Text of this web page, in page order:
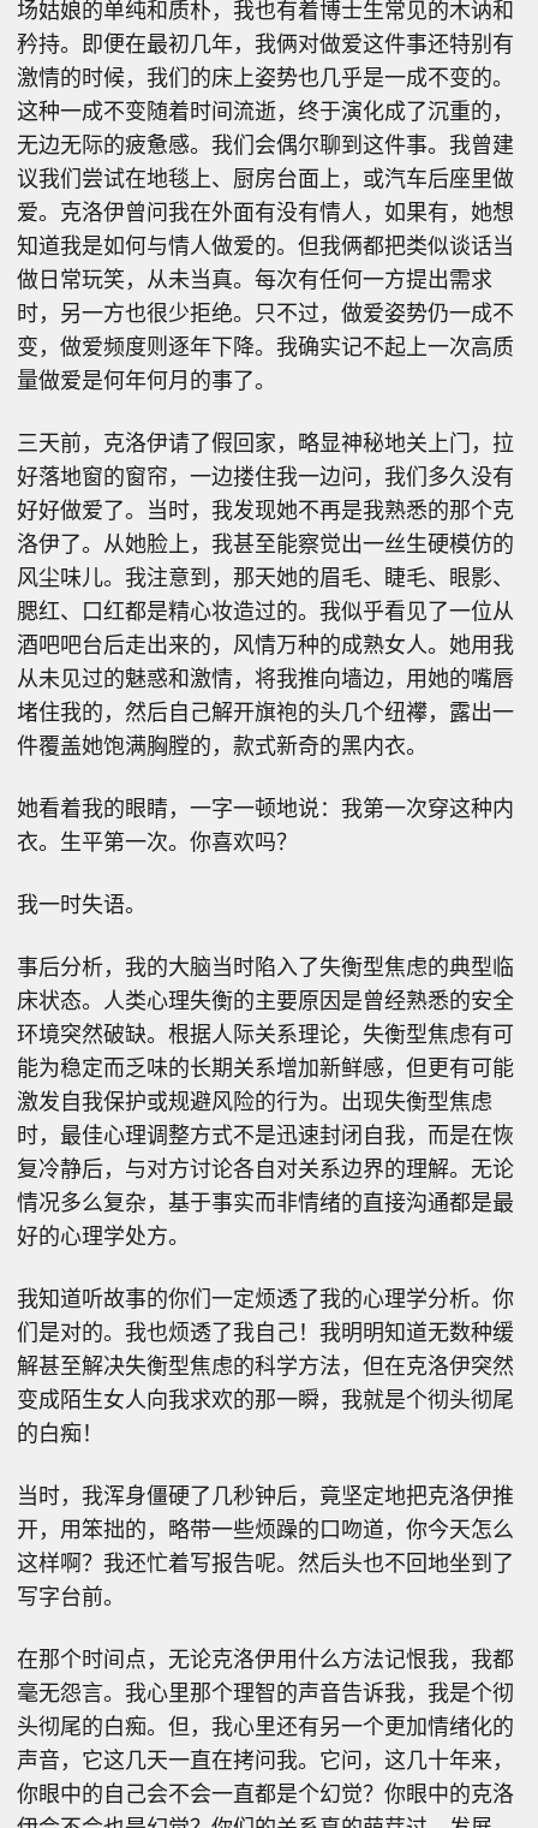
场姑娘的单纯和质朴，我也有着博士生常见的木讷和
矜持。即便在最初几年，我俩对做爱这件事还特别有
激情的时候，我们的床上姿势也几乎是一成不变的。
这种一成不变随着时间流逝，终于演化成了沉重的，
无边无际的疲惫感。我们会偶尔聊到这件事。我曾建
议我们尝试在地毯上、厨房台面上，或汽车后座里做
爱。克洛伊曾问我在外面有没有情人，如果有，她想
知道我是如何与情人做爱的。但我俩都把类似谈话当
做日常玩笑，从未当真。每次有任何一方提出需求
时，另一方也很少拒绝。只不过，做爱姿势仍一成不
变，做爱频度则逐年下降。我确实记不起上一次高质
量做爱是何年何月的事了。
三天前，克洛伊请了假回家，略显神秘地关上门，拉
好落地窗的窗帘，一边搂住我一边问，我们多久没有
好好做爱了。当时，我发现她不再是我熟悉的那个克
洛伊了。从她脸上，我甚至能察觉出一丝生硬模仿的
风尘味儿。我注意到，那天她的眉毛、睫毛、眼影、
腮红、口红都是精心妆造过的。我似乎看见了一位从
酒吧吧台后走出来的，风情万种的成熟女人。她用我
从未见过的魅惑和激情，将我推向墙边，用她的嘴唇
堵住我的，然后自己解开旗袍的头几个纽襻，露出一
件覆盖她饱满胸膛的，款式新奇的黑内衣。
她看着我的眼睛，一字一顿地说：我第一次穿这种内
衣。生平第一次。你喜欢吗？
我一时失语。
事后分析，我的大脑当时陷入了失衡型焦虑的典型临
床状态。人类心理失衡的主要原因是曾经熟悉的安全
环境突然破缺。根据人际关系理论，失衡型焦虑有可
能为稳定而乏味的长期关系增加新鲜感，但更有可能
激发自我保护或规避风险的行为。出现失衡型焦虑
时，最佳心理调整方式不是迅速封闭自我，而是在恢
复冷静后，与对方讨论各自对关系边界的理解。无论
情况多么复杂，基于事实而非情绪的直接沟通都是最
好的心理学处方。
我知道听故事的你们一定烦透了我的心理学分析。你
们是对的。我也烦透了我自己！我明明知道无数种缓
解甚至解决失衡型焦虑的科学方法，但在克洛伊突然
变成陌生女人向我求欢的那一瞬，我就是个彻头彻尾
的白痴！
当时，我浑身僵硬了几秒钟后，竟坚定地把克洛伊推
开，用笨拙的，略带一些烦躁的口吻道，你今天怎么
这样啊？我还忙着写报告呢。然后头也不回地坐到了
写字台前。
在那个时间点，无论克洛伊用什么方法记恨我，我都
毫无怨言。我心里那个理智的声音告诉我，我是个彻
头彻尾的白痴。但，我心里还有另一个更加情绪化的
声音，它这几天一直在拷问我。它问，这几十年来，
你眼中的自己会不会一直都是个幻觉？你眼中的克洛